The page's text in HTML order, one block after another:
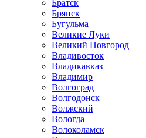
Братск
Брянск
Бугульма
Великие Луки
Великий Новгород
Владивосток
Владикавказ
Владимир
Волгоград
Волгодонск
Волжский
Вологда
Волоколамск